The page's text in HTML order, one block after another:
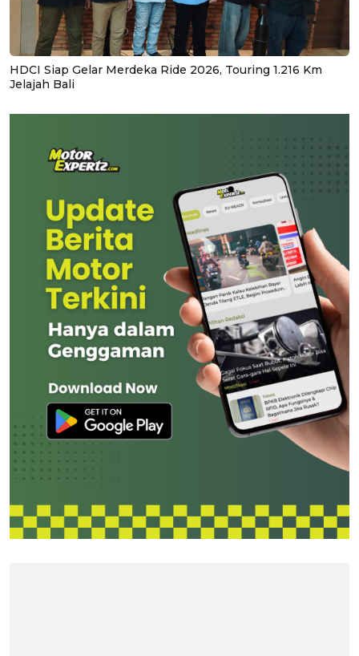
HDCI Siap Gelar Merdeka Ride 2026, Touring 1.216 Km
Jelajah Bali